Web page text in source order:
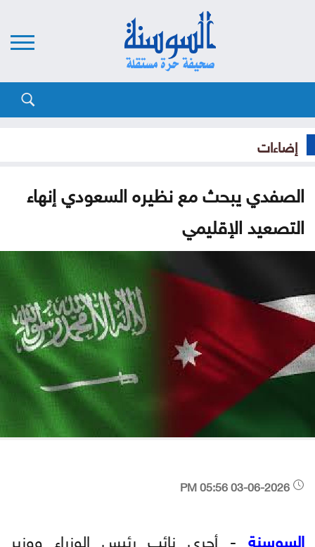
إضاءات
الصفدي يبحث مع نظيره السعودي إنهاء
التصعيد الإقليمي
السوسنة - أجرى نائب رئيس الوزراء ووزير